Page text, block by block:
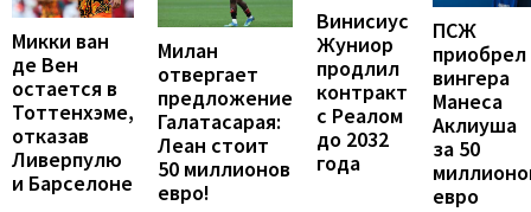
Микки ван
де Вен
остается в
Тоттенхэме,
отказав
Ливерпулю
и Барселоне
Милан
отвергает
предложение
Галатасарая:
Леан стоит
50 миллионов
евро!
Винисиус
Жуниор
продлил
контракт
с Реалом
до 2032
года
ПСЖ
приобрел
вингера
Манеса
Аклиуша
за 50
евро